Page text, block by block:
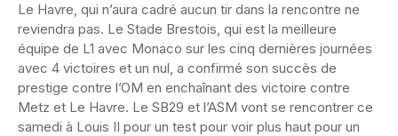
Le Havre, qui n’aura cadré aucun tir dans la rencontre ne
reviendra pas. Le Stade Brestois, qui est la meilleure
équipe de L1 avec Monaco sur les cinq dernières journées
avec 4 victoires et un nul, a confirmé son succès de
prestige contre l’OM en enchaînant des victoire contre
Metz et Le Havre. Le SB29 et l’ASM vont se rencontrer ce
samedi à Louis II pour un test pour voir plus haut pour un